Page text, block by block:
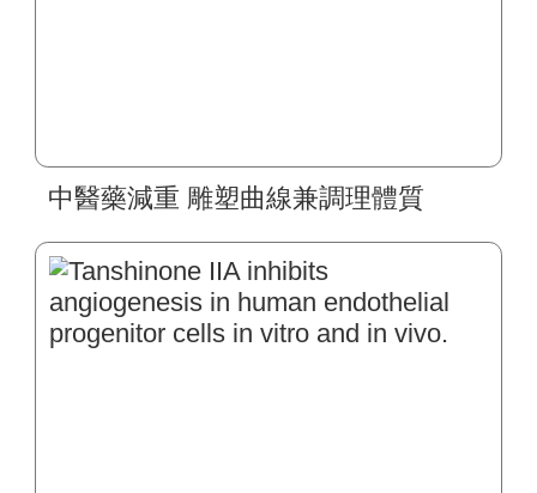
中醫藥減重 雕塑曲線兼調理體質